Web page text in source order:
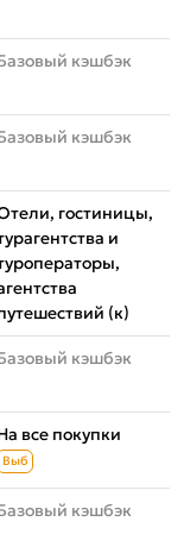
кэшбэк
кэшбэк
гостиницы,
и
(к)
кэшбэк
все покупки
Выб
кэшбэк